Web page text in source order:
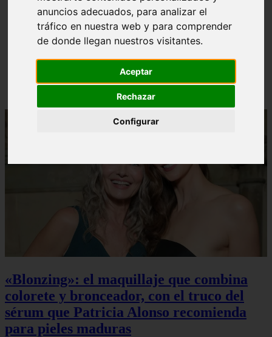
anuncios adecuados, para analizar el
tráfico en nuestra web y para comprender
de donde llegan nuestros visitantes.
Aceptar
Rechazar
Configurar
¿Cuál es la mejor crema anticelulíticas? opiniones y
análisis
«Blonzing»: el maquillaje que combina
colorete y bronceador, con el truco del
sérum que Patricia Alonso recomienda
para pieles maduras